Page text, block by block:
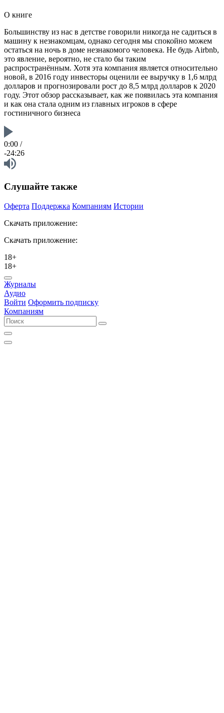
О книге
Большинству из нас в детстве говорили никогда не садиться в
машину к незнакомцам, однако сегодня мы спокойно можем
остаться на ночь в доме незнакомого человека. Не будь Airbnb,
это явление, вероятно, не стало бы таким
распространённым. Хотя эта компания является относительно
новой, в 2016 году инвесторы оценили ее выручку в 1,6 млрд
долларов и прогнозировали рост до 8,5 млрд долларов к 2020
году. Этот обзор рассказывает, как же появилась эта компания
и как она стала одним из главных игроков в сфере
гостиничного бизнеса
0:00 /
-24:26
Слушайте также
Оферта Поддержка Компаниям Истории
Скачать приложение:
Скачать приложение:
18+
18+
Журналы
Аудио
Войти Оформить подписку
Компаниям